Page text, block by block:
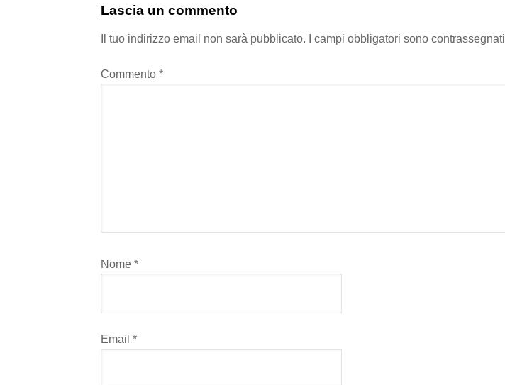
Lascia un commento
Il tuo indirizzo email non sarà pubblicato. I campi obbligatori sono contrassegnati
Commento *
Nome *
Email *